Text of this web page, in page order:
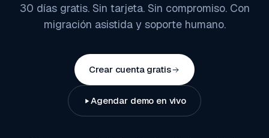
30 días gratis. Sin tarjeta. Sin compromiso. Con
migración asistida y soporte humano.
Crear cuenta gratis
Agendar demo en vivo